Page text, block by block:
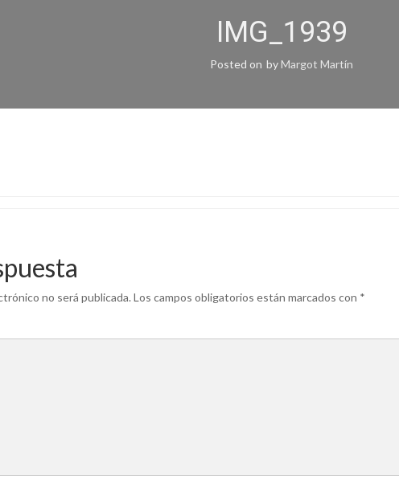
IMG_1939
Posted on byMargot Martín
no será publicada. Los campos obligatorios están marcados con *